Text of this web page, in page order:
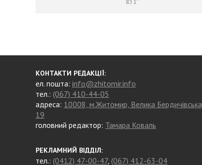
КОНТАКТИ РЕДАКЦІЇ:
ел. пошта: info@zhitomir.info
тел.: (067) 410-44-05
адреса: 10008, м.Житомир, Велика Бердичівська,
19
головний редактор: Тамара Коваль
РЕКЛАМНИЙ ВІДДІЛ:
тел.: (0412) 47-00-47, (067) 412-63-04